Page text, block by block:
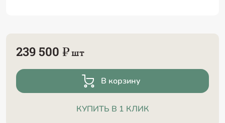
239 500 ₽шт
В корзину
КУПИТЬ В 1 КЛИК